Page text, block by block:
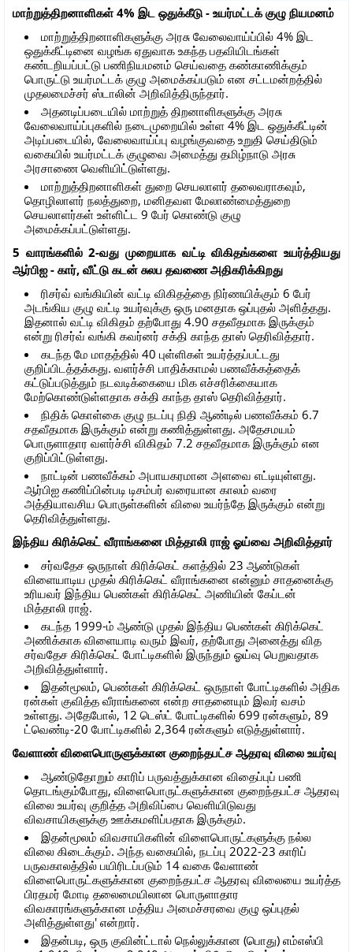
மாற்றுத்திறனாளிகள் 4% இட ஒதுக்கீடு - உயர்மட்டக் குழு நியமனம்
மாற்றுத்திறனாளிகளுக்கு அரசு வேலைவாய்ப்பில் 4% இட
ஒதுக்கீட்டினை வழங்க ஏதுவாக உகந்த பதவியிடங்கள்
கண்டறியப்பட்டு பணிநியமனம் செய்வதை கண்காணிக்கும்
பொருட்டு உயர்மட்டக் குழு அமைக்கப்படும் என சட்டமன்றத்தில்
முதலமைச்சர் ஸ்டாலின் அறிவித்திருந்தார்.
அதனடிப்படையில் மாற்றுத் திறனாளிகளுக்கு அரசு
வேலைவாய்ப்புகளில் நடைமுறையில் உள்ள 4% இட ஒதுக்கீட்டின்
அடிப்படையில், வேலைவாய்ப்பு வழங்குவதை உறுதி செய்திடும்
வகையில் உயர்மட்டக் குழுவை அமைத்து தமிழ்நாடு அரசு
அரசாணை வெளியிட்டுள்ளது.
மாற்றுத்திறனாளிகள் துறை செயலாளர் தலைவராகவும்,
தொழிலாளர் நலத்துறை, மனிதவள மேலாண்மைத்துறை
செயலாளர்கள் உள்ளிட்ட 9 பேர் கொண்டு குழு
அமைக்கப்பட்டுள்ளது.
5 வாரங்களில் 2-வது முறையாக வட்டி விகிதங்களை உயர்த்தியது
ஆர்பிஐ - கார், வீட்டு கடன் சுலப தவணை அதிகரிக்கிறது
ரிசர்வ் வங்கியின் வட்டி விகிதத்தை நிர்ணயிக்கும் 6 பேர்
அடங்கிய குழு வட்டி உயர்வுக்கு ஒரு மனதாக ஒப்புதல் அளித்தது.
இதனால் வட்டி விகிதம் தற்போது 4.90 சதவீதமாக இருக்கும்
என்று ரிசர்வ் வங்கி கவர்னர் சக்தி காந்த தாஸ் தெரிவித்தார்.
கடந்த மே மாதத்தில் 40 புள்ளிகள் உயர்த்தப்பட்டது
குறிப்பிடத்தக்கது. வளர்ச்சி பாதிக்காமல் பணவீக்கத்தைக்
கட்டுப்படுத்தும் நடவடிக்கையை மிக எச்சரிக்கையாக
மேற்கொண்டுள்ளதாக சக்தி காந்த தாஸ் தெரிவித்தார்.
நிதிக் கொள்கை குழு நடப்பு நிதி ஆண்டில் பணவீக்கம் 6.7
சதவீதமாக இருக்கும் என்று கணித்துள்ளது. அதேசமயம்
பொருளாதார வளர்ச்சி விகிதம் 7.2 சதவீதமாக இருக்கும் என
குறிப்பிட்டுள்ளது.
நாட்டின் பணவீக்கம் அபாயகரமான அளவை எட்டியுள்ளது.
ஆர்பிஐ கணிப்பின்படி டிசம்பர் வரையான காலம் வரை
அத்தியாவசிய பொருள்களின் விலை உயர்ந்தே இருக்கும் என்று
தெரிவித்துள்ளது.
இந்திய கிரிக்கெட் வீராங்கனை மித்தாலி ராஜ் ஓய்வை அறிவித்தார்
சர்வதேச ஒருநாள் கிரிக்கெட் களத்தில் 23 ஆண்டுகள்
விளையாடிய முதல் கிரிக்கெட் வீராங்கனை என்னும் சாதனைக்கு
உரியவர் இந்திய பெண்கள் கிரிக்கெட் அணியின் கேப்டன்
மித்தாலி ராஜ்.
கடந்த 1999-ம் ஆண்டு முதல் இந்திய பெண்கள் கிரிக்கெட்
அணிக்காக விளையாடி வரும் இவர், தற்போது அனைத்து வித
சர்வதேச கிரிக்கெட் போட்டிகளில் இருந்தும் ஓய்வு பெறுவதாக
அறிவித்துள்ளார்.
இதன்மூலம், பெண்கள் கிரிக்கெட் ஒருநாள் போட்டிகளில் அதிக
ரன்கள் குவித்த வீராங்கனை என்ற சாதனையும் இவர் வசம்
உள்ளது. அதேபோல், 12 டெஸ்ட் போட்டிகளில் 699 ரன்களும், 89
ட்வெண்டி-20 போட்டிகளில் 2,364 ரன்களும் எடுத்துள்ளார்.
வேளாண் விளைபொருளுக்கான குறைந்தபட்ச ஆதரவு விலை உயர்வு
ஆண்டுதோறும் காரிப் பருவத்துக்கான விதைப்புப் பணி
தொடங்கும்போது, விளைபொருட்களுக்கான குறைந்தபட்ச ஆதரவு
விலை உயர்வு குறித்த அறிவிப்பை வெளியிடுவது
விவசாயிகளுக்கு ஊக்கமளிப்பதாக இருக்கும்.
இதன்மூலம் விவசாயிகளின் விளைபொருட்களுக்கு நல்ல
விலை கிடைக்கும். அந்த வகையில், நடப்பு 2022-23 காரிப்
பருவகாலத்தில் பயிரிடப்படும் 14 வகை வேளாண்
விளைபொருட்களுக்கான குறைந்தபட்ச ஆதரவு விலையை உயர்த்த
பிரதமர் மோடி தலைமையிலான பொருளாதார
விவகாரங்களுக்கான மத்திய அமைச்சரவை குழு ஒப்புதல்
அளித்துள்ளது' என்றார்.
இதன்படி, ஒரு குவின்ட்டால் நெல்லுக்கான (பொது) எம்எஸ்பி